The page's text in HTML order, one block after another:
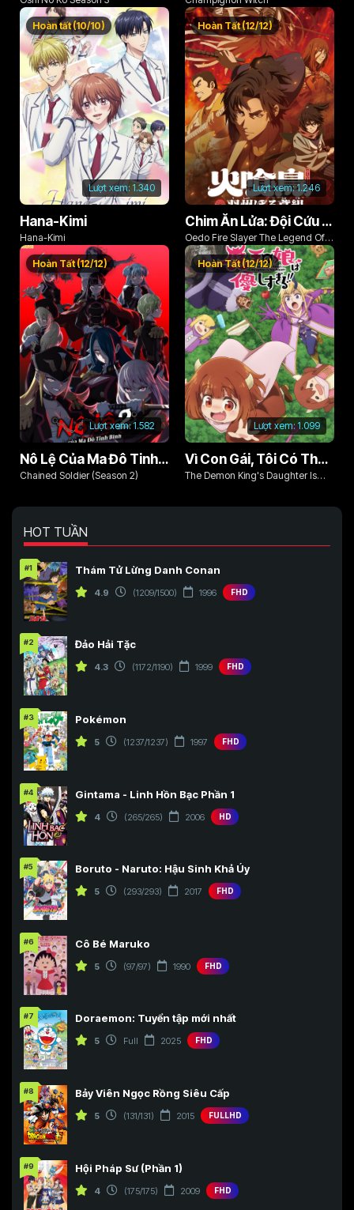
Lượt xem: 1.340
Hoàn tất (10/10)
Hana-Kimi
Hana-Kimi
Lượt xem:1.246
Hoàn Tất (12/12)
Chim Ăn Lửa: Đội Cứu Hỏa Rách Rưới Vùng Ushu
Oedo Fire Slayer The Legend Of
Phoenix
Lượt xem:1.582
Hoàn Tất (12/12)
Nô Lệ Của Ma Đô Tinh Binh (Phần 2)
Chained Soldier (Season 2)
Lượt xem:1.099
Hoàn Tất (12/12)
Vì Con Gái, Tôi Có Thể Đánh Bại Cả Ma Vương
The Demon King's Daughter Is
HOT TUẦN
#1 Thám Tử Lừng Danh Conan
4.9 (1209/1500) 1996 FHD
#2 Đảo Hải Tặc
4.3 (1172/1190) 1999 FHD
#3 Pokémon
5 (1237/1237) 1997 FHD
#4 Gintama - Linh Hồn Bạc Phần 1
4 (265/265) 2006 HD
#5 Boruto - Naruto: Hậu Sinh Khả Úy
5 (293/293) 2017 FHD
#6 Cô Bé Maruko
5 (97/97) 1990 FHD
#7 Doraemon: Tuyển tập mới nhất
5 Full 2025 FHD
#8 Bảy Viên Ngọc Rồng Siêu Cấp
5 (131/131) 2015 FULLHD
#9 Hội Pháp Sư (Phần 1)
4 (175/175) 2009 FHD